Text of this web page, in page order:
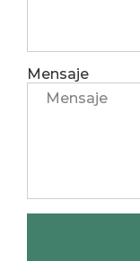
Mensaje